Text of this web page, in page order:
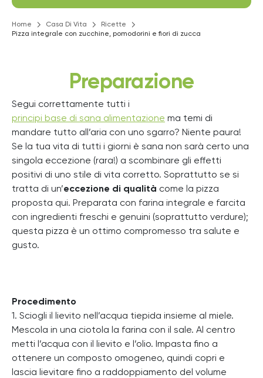
Home Casa Di Vita
Ricette
Pizza integrale con zucchine, pomodorini e fiori di zucca
Preparazione
Segui correttamente tutti i
principi base di sana alimentazione ma temi di
mandare tutto all’aria con uno sgarro? Niente paura!
Se la tua vita di tutti i giorni è sana non sarà certo una
singola eccezione (rara!) a scombinare gli effetti
positivi di uno stile di vita corretto. Soprattutto se si
tratta di un’eccezione di qualità come la pizza
proposta qui. Preparata con farina integrale e farcita
con ingredienti freschi e genuini (soprattutto verdure);
questa pizza è un ottimo compromesso tra salute e
gusto.
Procedimento
1. Sciogli il lievito nell’acqua tiepida insieme al miele.
Mescola in una ciotola la farina con il sale. Al centro
metti l’acqua con il lievito e l’olio. Impasta fino a
ottenere un composto omogeneo, quindi copri e
lascia lievitare fino a raddoppiamento del volume